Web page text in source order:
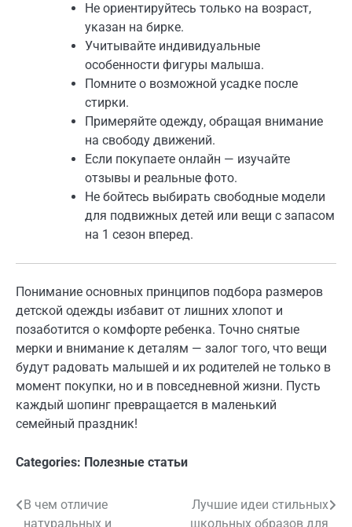
Не ориентируйтесь только на возраст,
указан на бирке.
Учитывайте индивидуальные
особенности фигуры малыша.
Помните о возможной усадке после
стирки.
Примеряйте одежду, обращая внимание
на свободу движений.
Если покупаете онлайн — изучайте
отзывы и реальные фото.
Не бойтесь выбирать свободные модели
для подвижных детей или вещи с запасом
на 1 сезон вперед.
Понимание основных принципов подбора размеров
детской одежды избавит от лишних хлопот и
позаботится о комфорте ребенка. Точно снятые
мерки и внимание к деталям — залог того, что вещи
будут радовать малышей и их родителей не только в
момент покупки, но и в повседневной жизни. Пусть
каждый шопинг превращается в маленький
семейный праздник!
Categories: Полезные статьи
Навигация
В чем отличие
натуральных и
Лучшие идеи стильных
школьных образов для